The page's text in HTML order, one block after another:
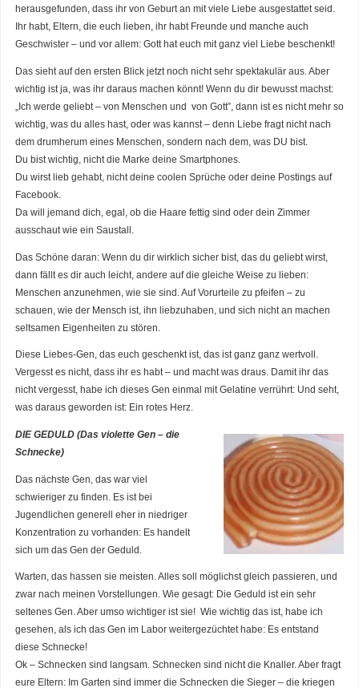
herausgefunden, dass ihr von Geburt an mit viele Liebe ausgestattet seid.
Ihr habt, Eltern, die euch lieben, ihr habt Freunde und manche auch
Geschwister – und vor allem: Gott hat euch mit ganz viel Liebe beschenkt!
Das sieht auf den ersten Blick jetzt noch nicht sehr spektakulär aus. Aber
wichtig ist ja, was ihr daraus machen könnt! Wenn du dir bewusst machst:
„Ich werde geliebt – von Menschen und von Gott”, dann ist es nicht mehr so
wichtig, was du alles hast, oder was kannst – denn Liebe fragt nicht nach
dem drumherum eines Menschen, sondern nach dem, was DU bist.
Du bist wichtig, nicht die Marke deine Smartphones.
Du wirst lieb gehabt, nicht deine coolen Sprüche oder deine Postings auf
Facebook.
Da will jemand dich, egal, ob die Haare fettig sind oder dein Zimmer
ausschaut wie ein Saustall.
Das Schöne daran: Wenn du dir wirklich sicher bist, das du geliebt wirst,
dann fällt es dir auch leicht, andere auf die gleiche Weise zu lieben:
Menschen anzunehmen, wie sie sind. Auf Vorurteile zu pfeifen – zu
schauen, wie der Mensch ist, ihn liebzuhaben, und sich nicht an machen
seltsamen Eigenheiten zu stören.
Diese Liebes-Gen, das euch geschenkt ist, das ist ganz ganz wertvoll.
Vergesst es nicht, dass ihr es habt – und macht was draus. Damit ihr das
nicht vergesst, habe ich dieses Gen einmal mit Gelatine verrührt: Und seht,
was daraus geworden ist: Ein rotes Herz.
DIE GEDULD (Das violette Gen – die
Schnecke)
Das nächste Gen, das war viel
schwieriger zu finden. Es ist bei
Jugendlichen generell eher in niedriger
Konzentration zu vorhanden: Es handelt
sich um das Gen der Geduld.
Warten, das hassen sie meisten. Alles soll möglichst gleich passieren, und
zwar nach meinen Vorstellungen. Wie gesagt: Die Geduld ist ein sehr
seltenes Gen. Aber umso wichtiger ist sie! Wie wichtig das ist, habe ich
gesehen, als ich das Gen im Labor weitergezüchtet habe: Es entstand
diese Schnecke!
Ok – Schnecken sind langsam. Schnecken sind nicht die Knaller. Aber fragt
eure Eltern: Im Garten sind immer die Schnecken die Sieger – die kriegen